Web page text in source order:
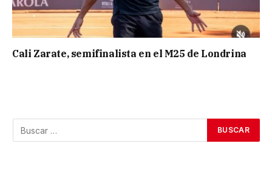
Cali Zarate, semifinalista en el M25 de Londrina